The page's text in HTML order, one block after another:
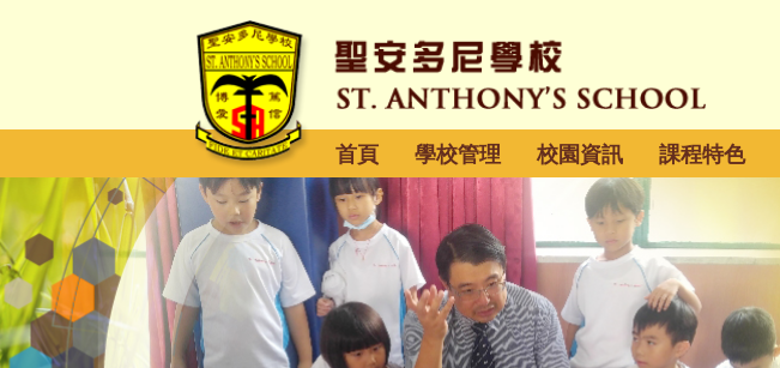
首頁 學校管理 校園資訊 課程特色